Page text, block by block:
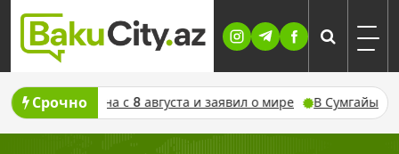
Skip
content
Срочнос 8 августа и заявил о мире В Сумгайыте